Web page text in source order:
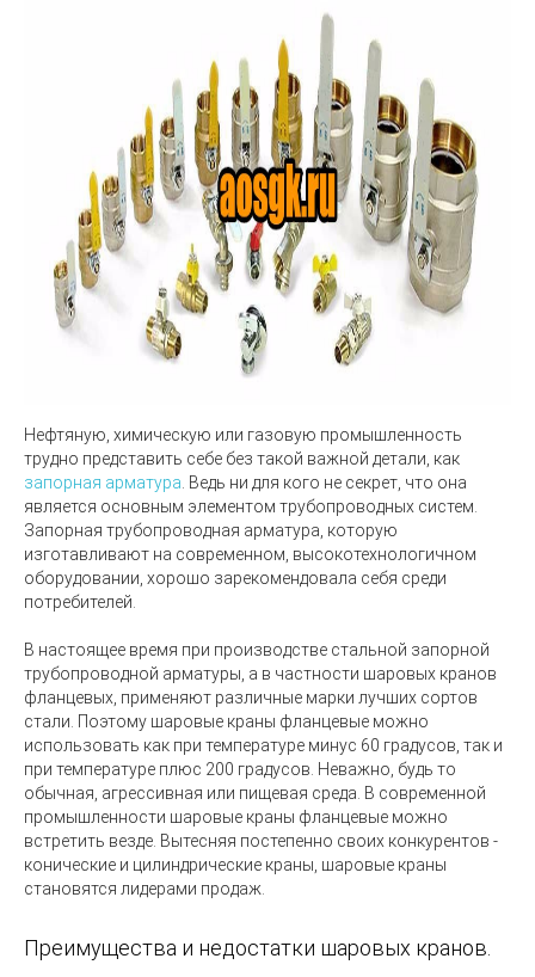
Нефтяную, химическую или газовую промышленность
трудно представить себе без такой важной детали, как
запорная арматура . Ведь ни для кого не секрет, что она
является основным элементом трубопроводных систем.
Запорная трубопроводная арматура, которую
изготавливают на современном, высокотехнологичном
оборудовании, хорошо зарекомендовала себя среди
потребителей.
В настоящее время при производстве стальной запорной
трубопроводной арматуры, а в частности шаровых кранов
фланцевых, применяют различные марки лучших сортов
стали. Поэтому шаровые краны фланцевые можно
использовать как при температуре минус 60 градусов, так и
при температуре плюс 200 градусов. Неважно, будь то
обычная, агрессивная или пищевая среда. В современной
промышленности шаровые краны фланцевые можно
встретить везде. Вытесняя постепенно своих конкурентов -
конические и цилиндрические краны, шаровые краны
становятся лидерами продаж.
Преимущества и недостатки шаровых кранов.